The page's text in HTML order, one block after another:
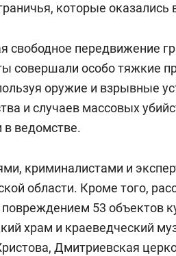
которые оказались
свободное передвижение
совершали особо тяжкие
оружие и взрывные
и случаев массовых
в ведомстве.
криминалистами и
области. Кроме того,
53 объектов
храм и краеведческий
Дмитриевская